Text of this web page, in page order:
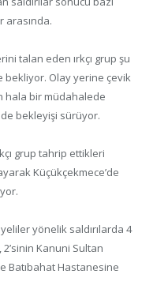
arasında.
talan eden ırkçı grup şu
bekliyor. Olay yerine çevik
hala bir müdahalede
bekleyişi sürüyor.
grup tahrip ettikleri
Küçükçekmece’de
yönelik saldırılarda 4
2’sinin Kanuni Sultan
Batıbahat Hastanesine